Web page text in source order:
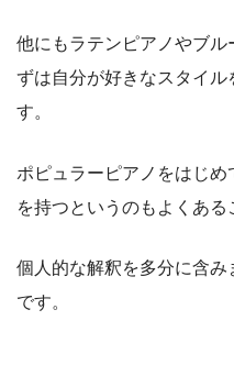
他にもラテンピアノやブル
ずは自分が好きなスタイル
す。
ポピュラーピアノをはじ
を持つというのもよくある
個人的な解釈を多分に含
です。